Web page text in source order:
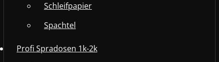
Schleifpapier
Spachtel
Profi Spradosen 1k-2k